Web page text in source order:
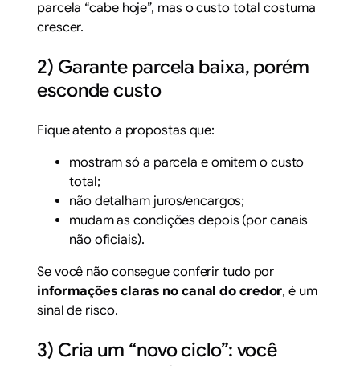
parcela “cabe hoje”, mas o custo total costuma
crescer.
2) Garante parcela baixa, porém
esconde custo
Fique atento a propostas que:
mostram só a parcela e omitem o custo
total;
não detalham juros/encargos;
mudam as condições depois (por canais
não oficiais).
Se você não consegue conferir tudo por
informações claras no canal do credor, é um
sinal de risco.
3) Cria um “novo ciclo”: você